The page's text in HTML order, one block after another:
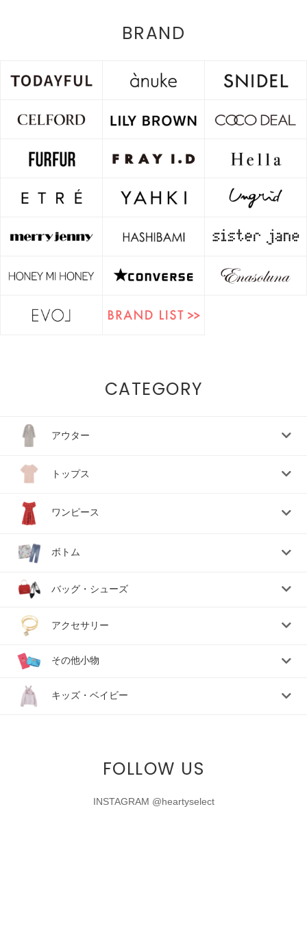
BRAND
CATEGORY
アウター
トップス
ワンピース
ボトム
バッグ・シューズ
アクセサリー
その他小物
キッズ・ベイビー
FOLLOW US
INSTAGRAM @heartyselect